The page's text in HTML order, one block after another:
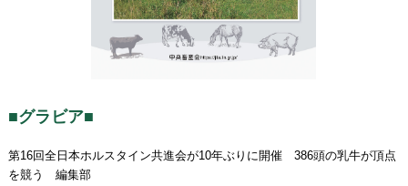
■グラビア■
第16回全日本ホルスタイン共進会が10年ぶりに開催 386頭の乳牛が頂点
を競う 編集部